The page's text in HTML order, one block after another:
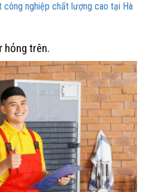
công nghiệp chất lượng cao tại Hà
hỏng trên.